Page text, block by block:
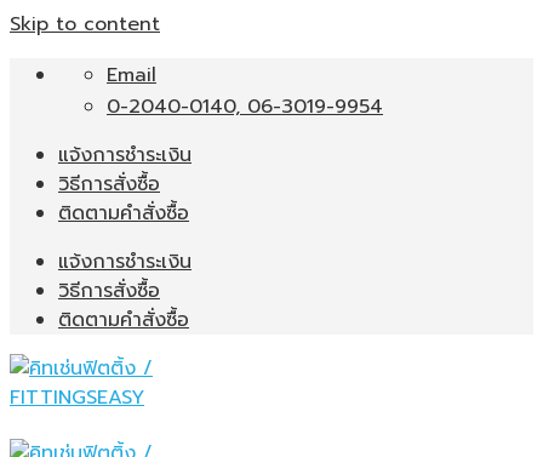
Skip to content
Email
0-2040-0140, 06-3019-9954
แจ้งการชำระเงิน
วิธีการสั่งซื้อ
ติดตามคำสั่งซื้อ
แจ้งการชำระเงิน
วิธีการสั่งซื้อ
ติดตามคำสั่งซื้อ